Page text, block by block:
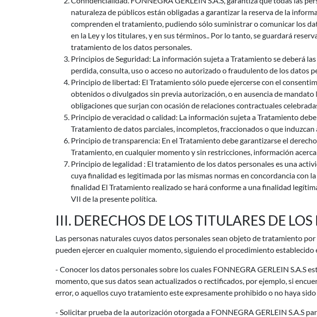
naturaleza de públicos están obligadas a garantizar la reserva de la
comprenden el tratamiento, pudiendo sólo suministrar o comunicar los
en la Ley y los titulares, y en sus términos.. Por lo tanto, se guardará
tratamiento de los datos personales.
Principios de Seguridad: La información sujeta a Tratamiento se deberá
perdida, consulta, uso o acceso no autorizado o fraudulento de los datos
Principio de libertad: El Tratamiento sólo puede ejercerse con el
obtenidos o divulgados sin previa autorización, o en ausencia de
obligaciones que surjan con ocasión de relaciones contractuales
Principio de veracidad o calidad: La información sujeta a Tratamiento
Tratamiento de datos parciales, incompletos, fraccionados o que induzcan
Principio de transparencia: En el Tratamiento debe garantizarse el
Tratamiento, en cualquier momento y sin restricciones, información
Principio de legalidad : El tratamiento de los datos personales es una
cuya finalidad es legitimada por las mismas normas en concordancia
finalidad El Tratamiento realizado se hará conforme a una finalidad
VII de la presente política.
III. DERECHOS DE LOS TITULARES DE
Las personas naturales cuyos datos personales sean objeto de tratamiento
pueden ejercer en cualquier momento, siguiendo el procedimiento
- Conocer los datos personales sobre los cuales FONNEGRA GERLEIN
momento, que sus datos sean actualizados o rectificados, por ejemplo, si
error, o aquellos cuyo tratamiento este expresamente prohibido o no haya
- Solicitar prueba de la autorización otorgada a FONNEGRA GERLEIN S.A.S